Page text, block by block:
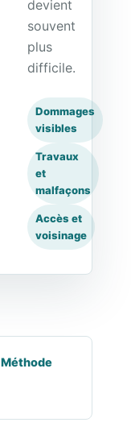
devient
souvent
plus
difficile.
Dommages
visibles
Travaux
et
malfaçons
Accès et
voisinage
Méthode